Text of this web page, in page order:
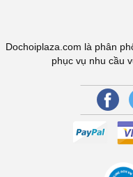
Dochoiplaza.com là phân
phục vụ nhu cầu